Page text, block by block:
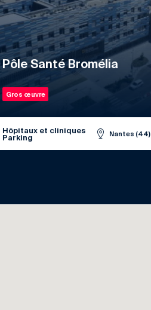
Pôle Santé Bromélia
Gros œuvre
Hôpitaux et cliniques
Parking Nantes (44)